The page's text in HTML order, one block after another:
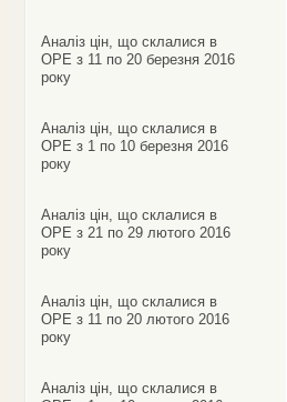
Аналіз цін, що склалися в
ОРЕ з 11 по 20 березня 2016
року
Аналіз цін, що склалися в
ОРЕ з 1 по 10 березня 2016
року
Аналіз цін, що склалися в
ОРЕ з 21 по 29 лютого 2016
року
Аналіз цін, що склалися в
ОРЕ з 11 по 20 лютого 2016
року
Аналіз цін, що склалися в